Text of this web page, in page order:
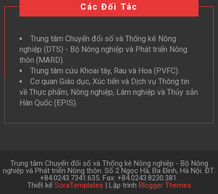
Các Đối Tác
Trung tâm Chuyển đổi số và Thống kê Nông
nghiệp (DTS) - Bộ Nông nghiệp và Phát triển Nông
thôn (MARD).
Trung tâm cứu Khoai tây, Rau và Hoa (PVFC).
Cơ quan Giáo dục, Xúc tiến và Dịch vụ Thông tin
về Thực phẩm, Nông nghiệp, Lâm nghiệp và Thủy sản
Hàn Quốc (EPIS).
Trung tâm Chuyển đổi số và Thống kê Nông nghiệp - Bộ Nông
nghiệp và Phát triển Nông thôn. Số 2 Ngọc Hà, Ba Đình, Hà Nội. ĐT:
+84.0243.7341.635. Fax: +84.0243.8230.381.
Thiết kếSoraTemplates | Lập trình Blogger Themes